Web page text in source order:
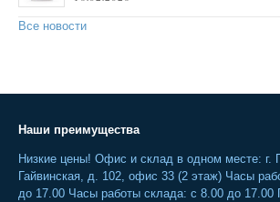
Все новости
Наши преимущества
Низкие цены! Офис и склад в одном месте: г.
Гайвинская, д. 102, офис 33 (2 этаж) Часы
до 17.00 Часы работы склада: с 8.00 до 17.00